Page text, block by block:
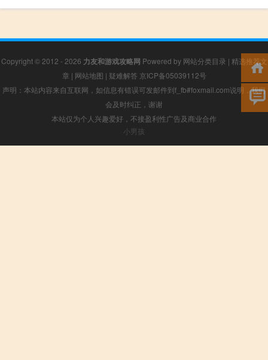
Copyright © 2012 - 2026 力友和游戏攻略网 Powered by 网站分类目录 | 精选推荐文
章 | 网站地图 | 疑难解答 京ICP备05039112号
声明：本站内容来自互联网，如信息有错误可发邮件到f_fb#foxmail.com说明，我们
会及时纠正，谢谢
本站仅为个人兴趣爱好，不接盈利性广告及商业合作
小男孩